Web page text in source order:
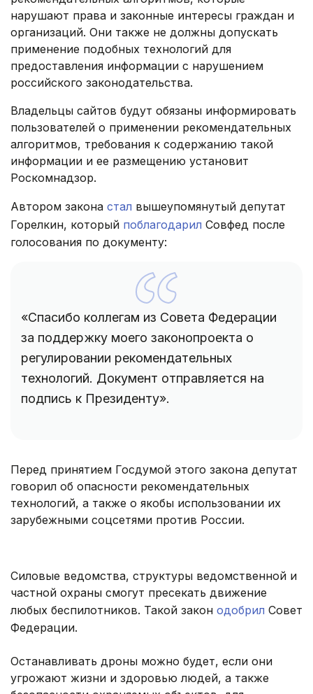
нарушают права и законные интересы граждан и
организаций. Они также не должны допускать
применение подобных технологий для
предоставления информации с нарушением
российского законодательства.
Владельцы сайтов будут обязаны информировать
пользователей о применении рекомендательных
алгоритмов, требования к содержанию такой
информации и ее размещению установит
Роскомнадзор.
Автором закона стал вышеупомянутый депутат
Горелкин, который поблагодарил Совфед после
голосования по документу:
«Спасибо коллегам из Совета Федерации
за поддержку моего законопроекта о
регулировании рекомендательных
технологий. Документ отправляется на
подпись к Президенту».
Перед принятием Госдумой этого закона депутат
говорил об опасности рекомендательных
технологий, а также о якобы использовании их
зарубежными соцсетями против России.
Силовые ведомства, структуры ведомственной и
частной охраны смогут пресекать движение
любых беспилотников. Такой закон одобрил Совет
Федерации.
Останавливать дроны можно будет, если они
угрожают жизни и здоровью людей, а также